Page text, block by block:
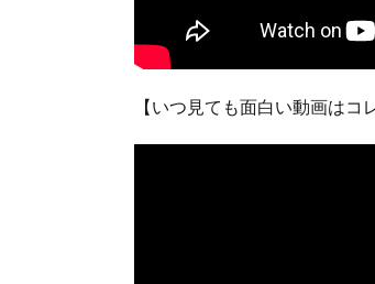
【いつ見ても面白い動画はコ